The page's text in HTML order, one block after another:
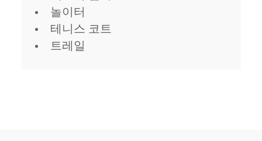
놀이터
테니스 코트
트레일